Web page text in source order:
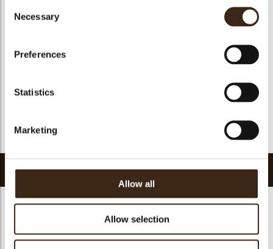
Selection
Necessary
Preferences
Statistics
Marketing
Allow all
Allow selection
ja
ja
ja
GMO-vrij
ja
FDA goedgekeurd
Terug naar collectie
Gerelateerde producten